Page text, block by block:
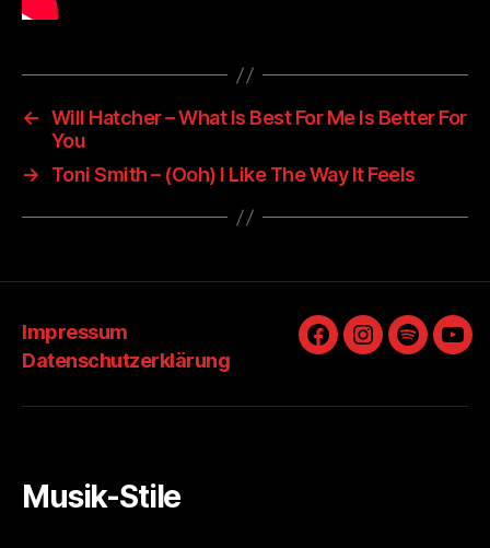
← Will Hatcher – What Is Best For Me Is Better For
You
→
Toni Smith – (Ooh) I Like The Way It Feels
Impressum
Datenschutzerklärung
FacebookInstagram
Spotify
Musik-Stile